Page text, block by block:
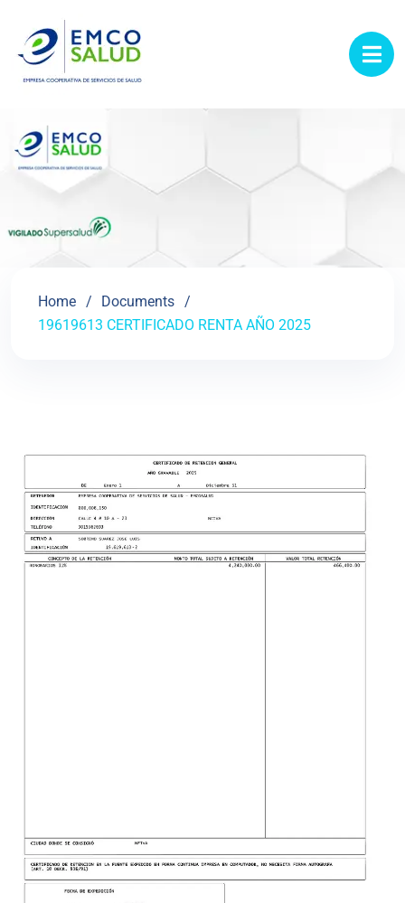
Home
Documents
19619613 CERTIFICADO RENTA AÑO 2025